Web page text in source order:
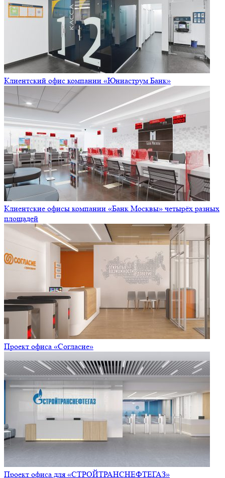
Клиентский офис компании «Юниаструм Банк»
Клиентские офисы компании «Банк Москвы» четырёх разных
площадей
Проект офиса «Согласие»
Проект офиса для «СТРОЙТРАНСНЕФТЕГАЗ»